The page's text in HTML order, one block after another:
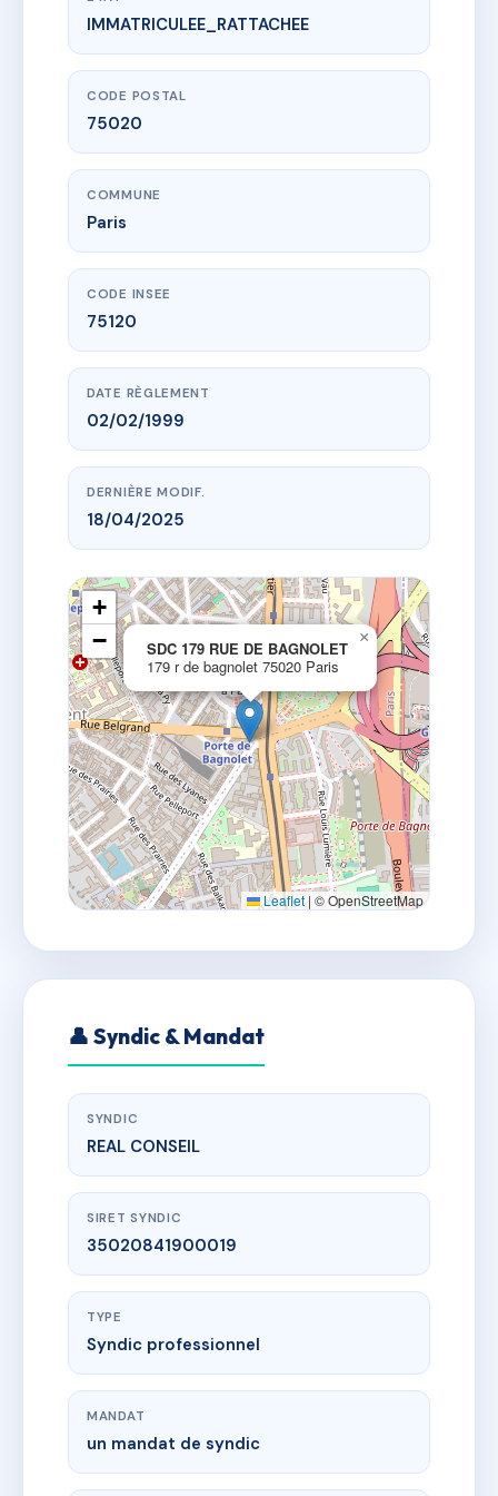
www.vme.plus/AC6684674
SDC 179 RUE DE BAGNOLET
179 r de bagnolet
IMMATRICULEE_RATTACHEE
CODE POSTAL
75020
COMMUNE
Paris
CODE INSEE
75120
DATE RÈGLEMENT
02/02/1999
DERNIÈRE MODIF.
18/04/2025
SDC 179 RUE DE BAGNOLET
179 r de bagnolet 75020 Paris
×
+
−
Leaflet | © OpenStreetMap
👤 Syndic & Mandat
SYNDIC
REAL CONSEIL
SIRET SYNDIC
35020841900019
TYPE
Syndic professionnel
MANDAT
un mandat de syndic